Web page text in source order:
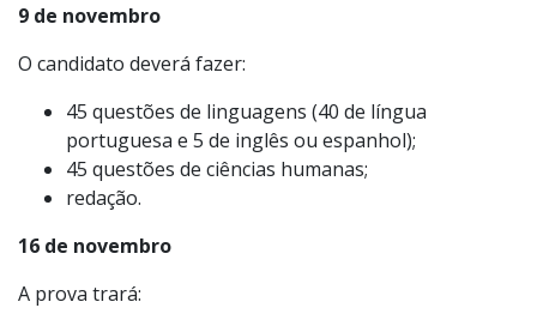
9 de novembro
O candidato deverá fazer:
45 questões de linguagens (40 de língua
portuguesa e 5 de inglês ou espanhol);
45 questões de ciências humanas;
redação.
16 de novembro
A prova trará: